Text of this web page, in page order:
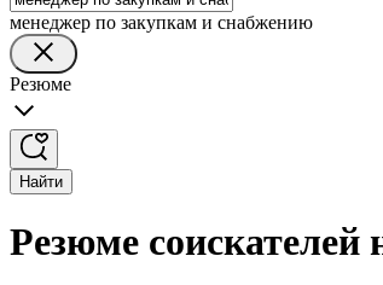
менеджер по закупкам и снабжению
Резюме
Найти
Резюме